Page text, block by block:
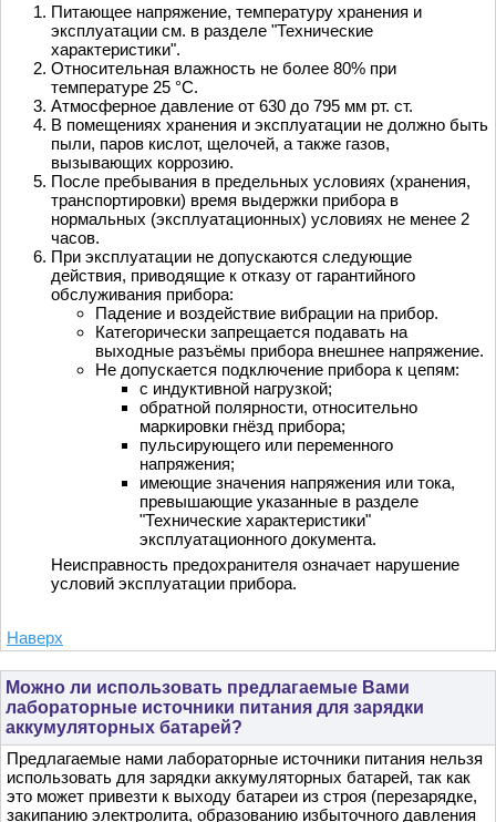
Питающее напряжение, температуру хранения и
эксплуатации см. в разделе "Технические
характеристики".
Относительная влажность не более 80% при
температуре 25 °С.
Атмосферное давление от 630 до 795 мм рт. ст.
В помещениях хранения и эксплуатации не должно быть
пыли, паров кислот, щелочей, а также газов,
вызывающих коррозию.
После пребывания в предельных условиях (хранения,
транспортировки) время выдержки прибора в
нормальных (эксплуатационных) условиях не менее 2
часов.
При эксплуатации не допускаются следующие
действия, приводящие к отказу от гарантийного
обслуживания прибора:
Падение и воздействие вибрации на прибор.
Категорически запрещается подавать на
выходные разъёмы прибора внешнее напряжение.
Не допускается подключение прибора к цепям:
с индуктивной нагрузкой;
обратной полярности, относительно
маркировки гнёзд прибора;
пульсирующего или переменного
напряжения;
имеющие значения напряжения или тока,
превышающие указанные в разделе
"Технические характеристики"
эксплуатационного документа.
Неисправность предохранителя означает нарушение
условий эксплуатации прибора.
Наверх
Можно ли использовать предлагаемые Вами
лабораторные источники питания для зарядки
аккумуляторных батарей?
Предлагаемые нами лабораторные источники питания нельзя
использовать для зарядки аккумуляторных батарей, так как
это может привезти к выходу батареи из строя (перезарядке,
закипанию электролита, образованию избыточного давления